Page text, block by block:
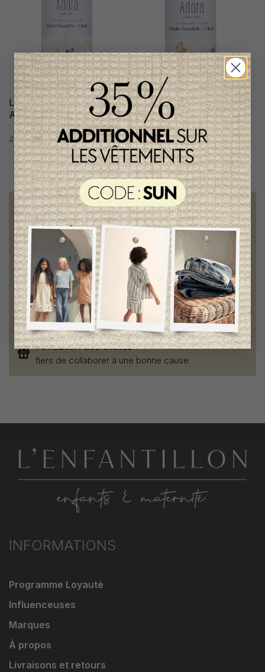
Lange en Tissu Vine
Adora Baby Gifts Garçon
49,95$CA
Lange Adora Baby Gifts
Fille
49,95$CA
Livraison gratuite
sur toute commande de 100 $ et plus
Vêtements chics et tendances
pour mamans et enfants
Style et élégance
qualité remarquable
Fondation des étoiles
fiers de collaborer à une bonne cause
INFORMATIONS
Programme Loyauté
Influenceuses
Marques
À propos
Livraisons et retours